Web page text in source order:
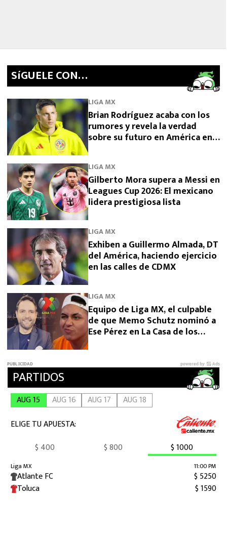
SíGUELE CON…
LIGA MX
Brian Rodríguez acaba con los
rumores y revela la verdad
sobre su futuro en América en
LIGA MX
Gilberto Mora supera a Messi en
Leagues Cup 2026: El mexicano
lidera prestigiosa lista
LIGA MX
Exhiben a Guillermo Almada, DT
del América, haciendo ejercicio
en las calles de CDMX
LIGA MX
Equipo de Liga MX, el culpable
de que Memo Schutz nominó a
Ese Pérez en La Casa de los